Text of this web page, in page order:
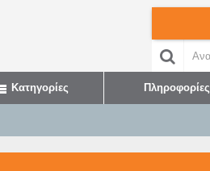
Κατηγορίες Πληροφορίες